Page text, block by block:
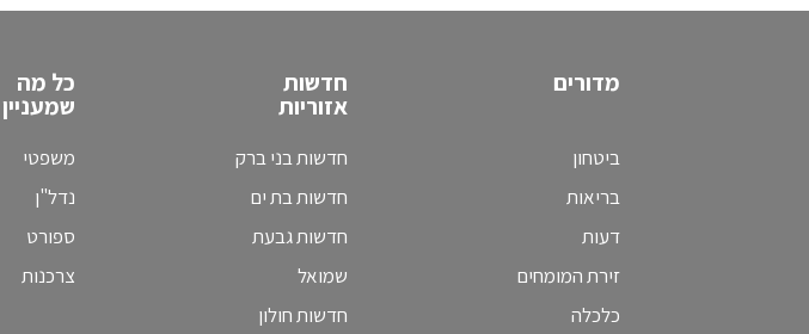
מדורים
ביטחון
בריאות
דעות
זירת המומחים
כלכלה
חדשות
אזוריות
חדשות בני ברק
חדשות בת ים
חדשות גבעת
שמואל
חדשות חולון
כל מה
שמעניין
משפטי
נדל"ן
ספורט
צרכנות